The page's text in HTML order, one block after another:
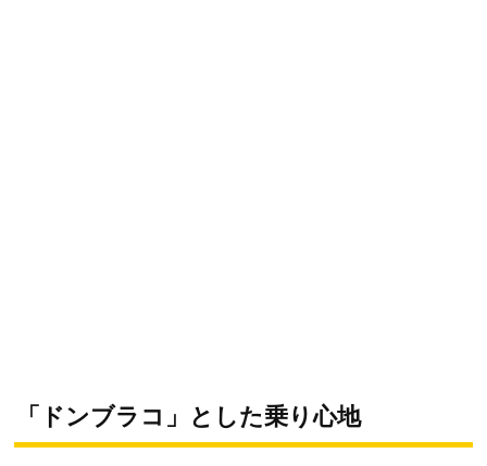
「ドンブラコ」とした乗り心地